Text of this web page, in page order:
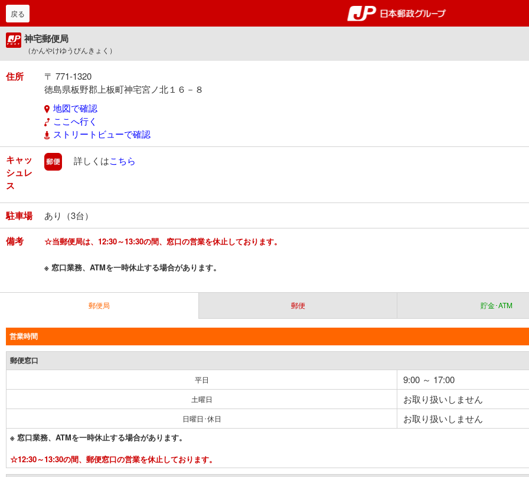
郵便局・日本郵政グルー
戻る
神宅郵便局
（かんやけゆうびんきょく）
住所
〒 771-1320
徳島県板野郡上板町神宅宮ノ北１６－８
地図で確認
ここへ行く
ストリートビューで確認
キャッ
シュレ
ス
郵便
詳しくはこちら
駐車場 あり（3台）
備考 ☆当郵便局は、12:30～13:30の間、窓口の営業を休止しております。
※ 窓口業務、ATMを一時休止する場合があります。
郵便局 郵便 貯金･ATM
営業時間
郵便窓口
平日 9:00 ～ 17:00
土曜日 お取り扱いしません
日曜日･休日 お取り扱いしません
※ 窓口業務、ATMを一時休止する場合があります。
☆12:30～13:30の間、郵便窓口の営業を休止しております。